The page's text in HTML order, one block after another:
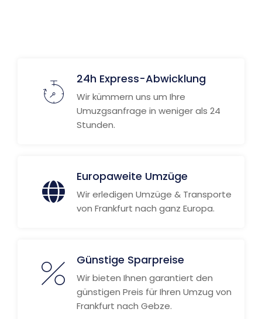
24h Express-Abwicklung
Wir kümmern uns um Ihre
Umuzgsanfrage in weniger als 24
Stunden.
Europaweite Umzüge
Wir erledigen Umzüge & Transporte
von Frankfurt nach ganz Europa.
Günstige Sparpreise
Wir bieten Ihnen garantiert den
günstigen Preis für Ihren Umzug von
Frankfurt nach Gebze.